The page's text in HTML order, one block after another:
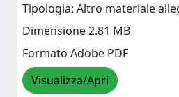
Tipologia: Altro materiale
Dimensione 2.81 MB
Formato Adobe PDF
Visualizza/Apri